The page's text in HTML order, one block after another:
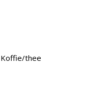
Koffie/thee